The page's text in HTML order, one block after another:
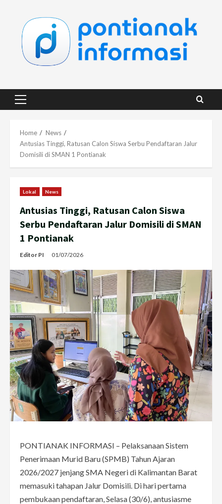
content
Primary
Home
News
Antusias Tinggi, Ratusan Calon Siswa Serbu Pendaftaran Jalur
Domisili di SMAN 1 Pontianak
Lokal News
Antusias Tinggi, Ratusan Calon Siswa
Serbu Pendaftaran Jalur Domisili di SMAN
1 Pontianak
Editor PI 01/07/2026
PONTIANAK INFORMASI – Pelaksanaan Sistem
Penerimaan Murid Baru (SPMB) Tahun Ajaran
2026/2027 jenjang SMA Negeri di Kalimantan Barat
memasuki tahapan Jalur Domisili. Di hari pertama
pembukaan pendaftaran, Selasa (30/6), antusiasme